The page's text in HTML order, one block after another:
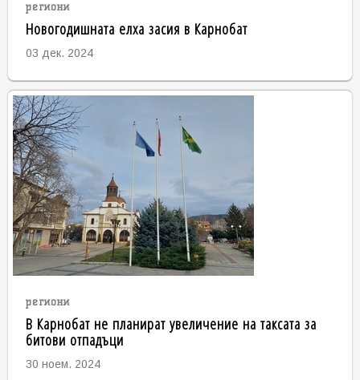
региони
Новогодишната елха засия в Карнобат
03 дек. 2024
региони
В Карнобат не планират увеличение на таксата за
битови отпадъци
30 ноем. 2024